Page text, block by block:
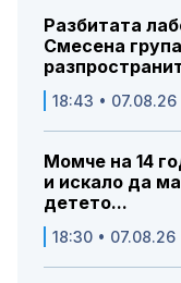
Разбитата
Смесена
18:43 • 07.08.26
Момче на 14
и искало да
детето...
18:30 • 07.08.26